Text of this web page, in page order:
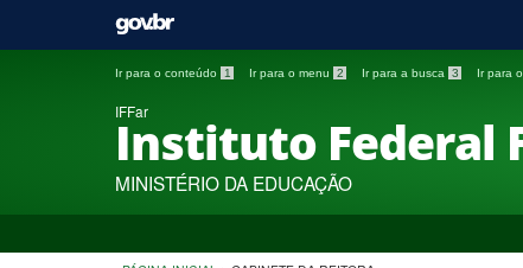
Ir para o conteúdo 1 Ir para o menu 2 Ir para a busca 3 Ir para
IFFar
Instituto Federal
MINISTÉRIO DA EDUCAÇÃO